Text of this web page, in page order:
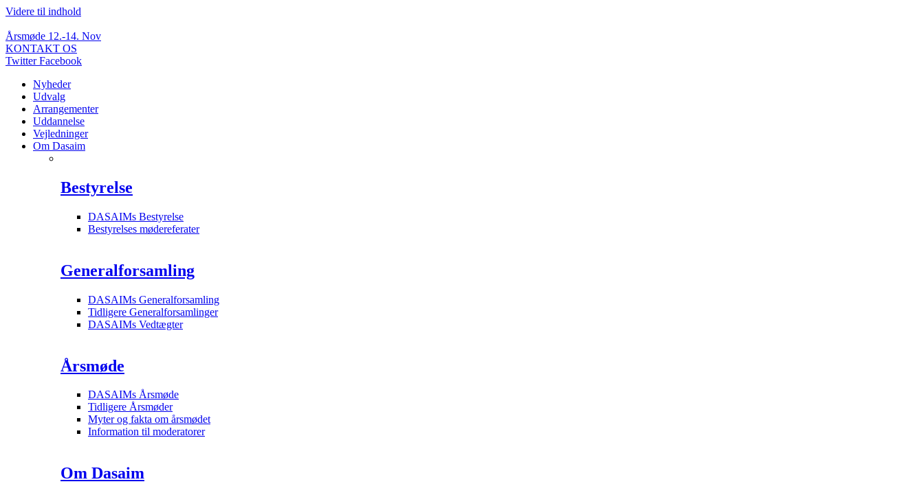
Videre til indhold
Årsmøde 12.-14. Nov
KONTAKT OS
Twitter Facebook
Nyheder
Udvalg
Arrangementer
Uddannelse
Vejledninger
Om Dasaim
Bestyrelse
DASAIMs Bestyrelse
Bestyrelses mødereferater
Generalforsamling
DASAIMs Generalforsamling
Tidligere Generalforsamlinger
DASAIMs Vedtægter
Årsmøde
DASAIMs Årsmøde
Tidligere Årsmøder
Myter og fakta om årsmødet
Information til moderatorer
Om Dasaim